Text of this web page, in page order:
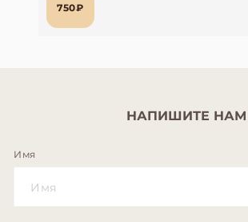
750₽
НАПИШИТЕ НАМ
Имя